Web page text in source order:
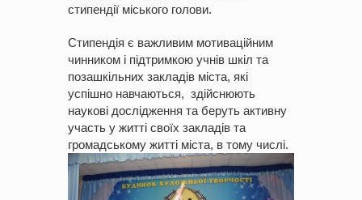
стипендії міського голови.
Стипендія є важливим мотиваційним
чинником і підтримкою учнів шкіл та
позашкільних закладів міста, які
успішно навчаються, здійснюють
наукові дослідження та беруть активну
участь у житті своїх закладів та
громадському житті міста, в тому числі.